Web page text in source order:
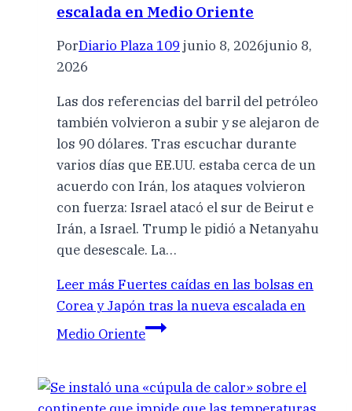
escalada en Medio Oriente
PorDiario Plaza 109 junio 8, 2026junio 8,
2026
Las dos referencias del barril del petróleo
también volvieron a subir y se alejaron de
los 90 dólares. Tras escuchar durante
varios días que EE.UU. estaba cerca de un
acuerdo con Irán, los ataques volvieron
con fuerza: Israel atacó el sur de Beirut e
Irán, a Israel. Trump le pidió a Netanyahu
que desescale. La…
Leer más Fuertes caídas en las bolsas en
Corea y Japón tras la nueva escalada en
Medio Oriente